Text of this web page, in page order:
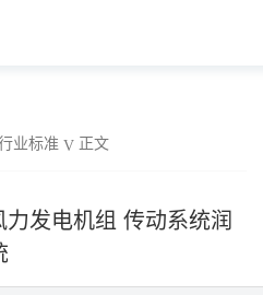
业标准 正文
发电机组 传动系统润